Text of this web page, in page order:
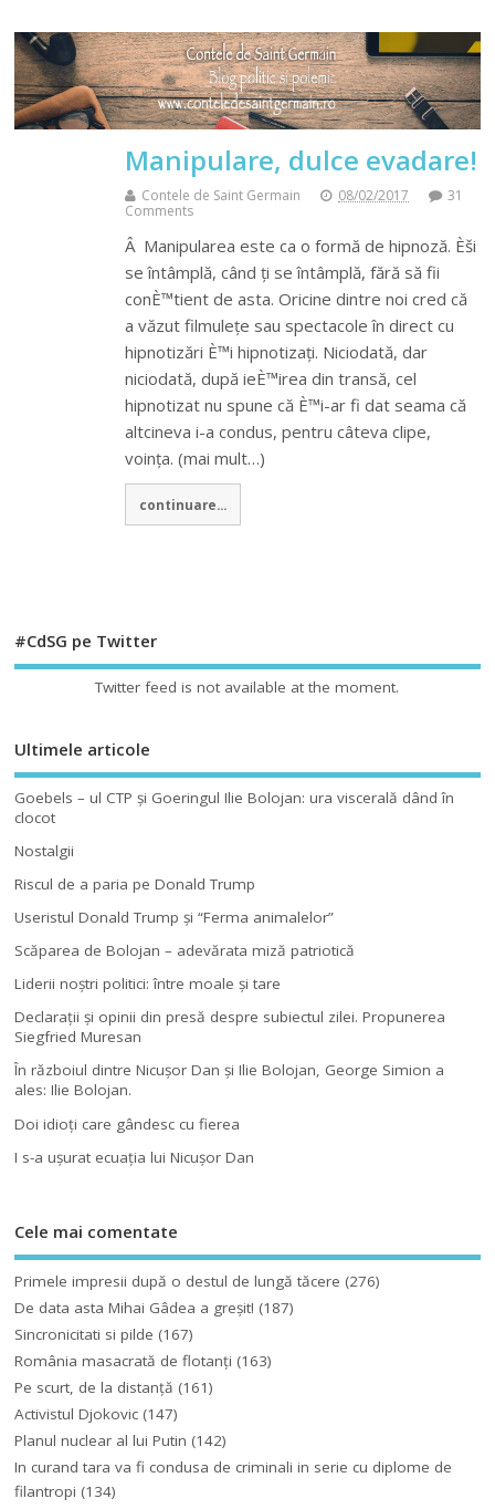
Manipulare, dulce evadare!
Contele de Saint Germain 08/02/2017
31
Comments
Â Manipularea este ca o formă de hipnoză. Èši
se întâmplă, când ți se întâmplă, fără să fii
conÈ™tient de asta. Oricine dintre noi cred că
a văzut filmulețe sau spectacole în direct cu
hipnotizări È™i hipnotizați. Niciodată, dar
niciodată, după ieÈ™irea din transă, cel
hipnotizat nu spune că È™i-ar fi dat seama că
altcineva i-a condus, pentru câteva clipe,
voința. (mai mult…)
continuare...
#CdSG pe Twitter
Twitter feed is not available at the moment.
Ultimele articole
Goebels – ul CTP şi Goeringul Ilie Bolojan: ura viscerală dând în
clocot
Nostalgii
Riscul de a paria pe Donald Trump
Useristul Donald Trump şi “Ferma animalelor”
Scăparea de Bolojan – adevărata miză patriotică
Liderii noştri politici: între moale şi tare
Declaraţii şi opinii din presă despre subiectul zilei. Propunerea
Siegfried Muresan
În războiul dintre Nicuşor Dan şi Ilie Bolojan, George Simion a
ales: Ilie Bolojan.
Doi idioţi care gândesc cu fierea
I s-a uşurat ecuaţia lui Nicuşor Dan
Cele mai comentate
Primele impresii după o destul de lungă tăcere (276)
De data asta Mihai Gâdea a greşit! (187)
Sincronicitati si pilde (167)
România masacrată de flotanţi (163)
Pe scurt, de la distanță (161)
Activistul Djokovic (147)
Planul nuclear al lui Putin (142)
In curand tara va fi condusa de criminali in serie cu diplome de
filantropi (134)